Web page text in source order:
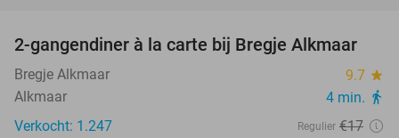
12%
2-gangendiner à la carte bij Bregje Alkmaar
Bregje Alkmaar 9.7 star
Alkmaar 4 min. directions_walk
Verkocht: 1.247 Regulier €17